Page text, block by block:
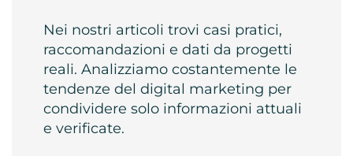
Nei nostri articoli trovi casi pratici,
raccomandazioni e dati da progetti
reali. Analizziamo costantemente le
tendenze del digital marketing per
condividere solo informazioni attuali
e verificate.